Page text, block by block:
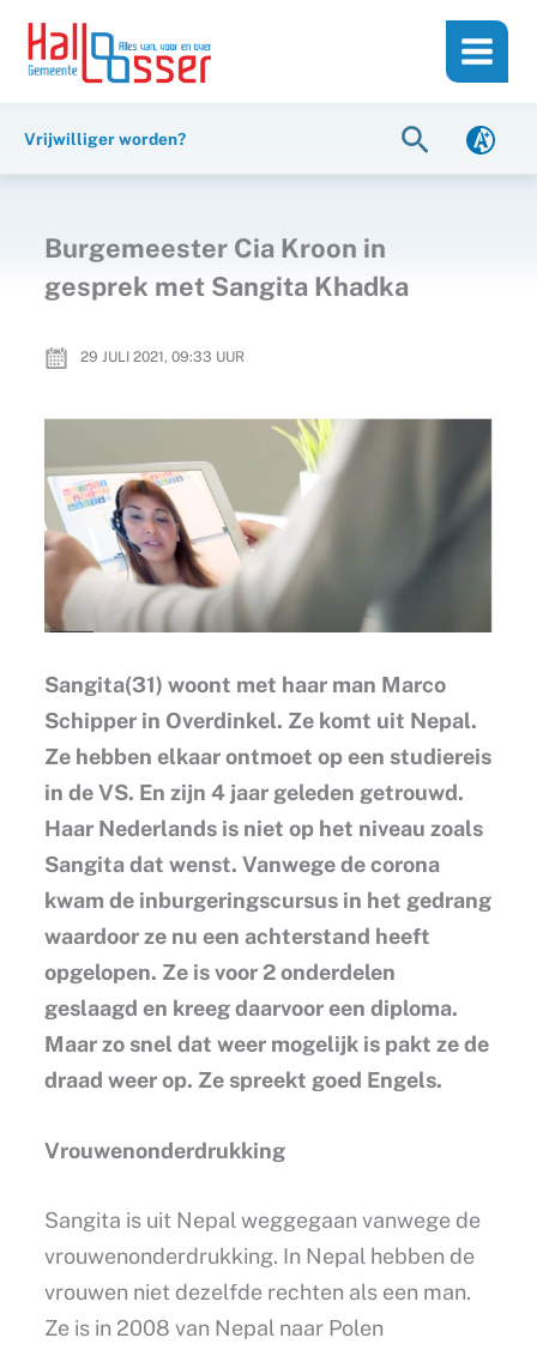
inhoud
naar
Vrijwilliger worden? Zoeken
Burgemeester Cia Kroon in
gesprek met Sangita Khadka
29 JULI 2021, 09:33 UUR
Sangita(31) woont met haar man Marco
Schipper in Overdinkel. Ze komt uit Nepal.
Ze hebben elkaar ontmoet op een studiereis
in de VS. En zijn 4 jaar geleden getrouwd.
Haar Nederlands is niet op het niveau zoals
Sangita dat wenst. Vanwege de corona
kwam de inburgeringscursus in het gedrang
waardoor ze nu een achterstand heeft
opgelopen. Ze is voor 2 onderdelen
geslaagd en kreeg daarvoor een diploma.
Maar zo snel dat weer mogelijk is pakt ze de
draad weer op. Ze spreekt goed Engels.
Vrouwenonderdrukking
Sangita is uit Nepal weggegaan vanwege de
vrouwenonderdrukking. In Nepal hebben de
vrouwen niet dezelfde rechten als een man.
Ze is in 2008 van Nepal naar Polen